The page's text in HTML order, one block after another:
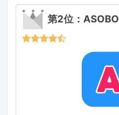
第2位：ASOBO